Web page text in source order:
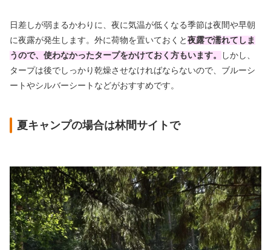
日差しが弱まるかわりに、夜に気温が低くなる季節は夜間や早朝
に夜露が発生します。外に荷物を置いておくと 夜露で濡れてしま
うので、使わなかったタープをかけておく方もいます。
しかし、
タープは後でしっかり乾燥させなければならないので、ブルーシ
ートやシルバーシートなどがおすすめです。
夏キャンプの場合は林間サイトで